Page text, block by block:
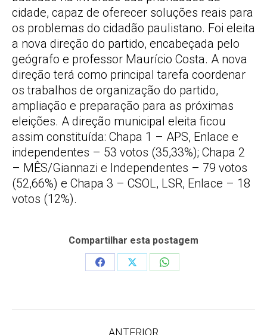
cidade, capaz de oferecer soluções reais para
os problemas do cidadão paulistano. Foi eleita
a nova direção do partido, encabeçada pelo
geógrafo e professor Maurício Costa. A nova
direção terá como principal tarefa coordenar
os trabalhos de organização do partido,
ampliação e preparação para as próximas
eleições. A direção municipal eleita ficou
assim constituída: Chapa 1 – APS, Enlace e
independentes – 53 votos (35,33%); Chapa 2
– MÊS/Giannazi e Independentes – 79 votos
(52,66%) e Chapa 3 – CSOL, LSR, Enlace – 18
votos (12%).
Compartilhar esta postagem
Share
Share
Share
Navegação
ANTERIOR